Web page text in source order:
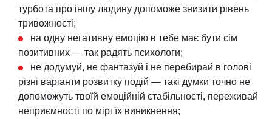
турбота про іншу людину допоможе знизити рівень
тривожності;
на одну негативну емоцію в тебе має бути сім
позитивних — так радять психологи;
не додумуй, не фантазуй і не перебирай в голові
різні варіанти розвитку подій — такі думки точно не
допоможуть твоїй емоційній стабільності, переживай
неприємності по мірі їх виникнення;